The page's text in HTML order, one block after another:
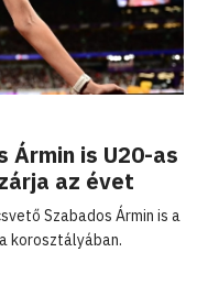
Ármin is U20-as
az évet
Szabados Ármin is a
korosztályában.